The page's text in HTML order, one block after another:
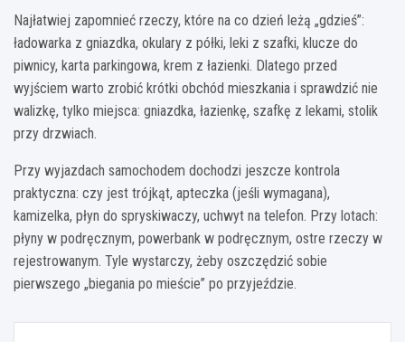
Najłatwiej zapomnieć rzeczy, które na co dzień leżą „gdzieś”:
ładowarka z gniazdka, okulary z półki, leki z szafki, klucze do
piwnicy, karta parkingowa, krem z łazienki. Dlatego przed
wyjściem warto zrobić krótki obchód mieszkania i sprawdzić nie
walizkę, tylko miejsca: gniazdka, łazienkę, szafkę z lekami, stolik
przy drzwiach.
Przy wyjazdach samochodem dochodzi jeszcze kontrola
praktyczna: czy jest trójkąt, apteczka (jeśli wymagana),
kamizelka, płyn do spryskiwaczy, uchwyt na telefon. Przy lotach:
płyny w podręcznym, powerbank w podręcznym, ostre rzeczy w
rejestrowanym. Tyle wystarczy, żeby oszczędzić sobie
pierwszego „biegania po mieście” po przyjeździe.